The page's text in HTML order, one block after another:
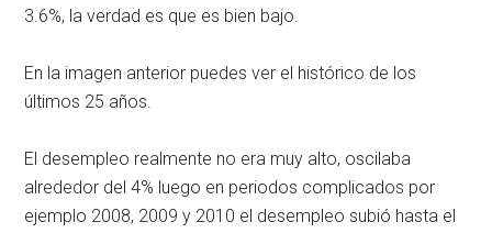
3.6%, la verdad es que es bien bajo.
En la imagen anterior puedes ver el histórico de los
últimos 25 años.
El desempleo realmente no era muy alto, oscilaba
alrededor del 4% luego en periodos complicados por
ejemplo 2008, 2009 y 2010 el desempleo subió hasta el